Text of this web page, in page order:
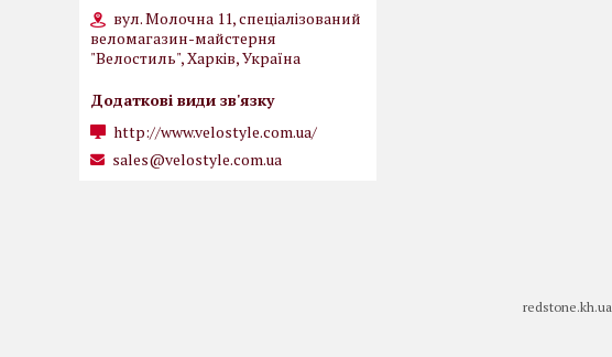
вул. Молочна 11, спеціалізований
веломагазин-майстерня
"Велостиль", Харків, Україна
http://www.velostyle.com.ua/
sales@velostyle.com.ua